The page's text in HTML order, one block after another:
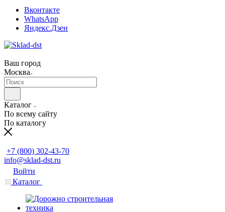
Вконтакте
WhatsApp
Яндекс.Дзен
Ваш город
Москва
Каталог
По всему сайту
По каталогу
+7 (800) 302-43-70
info@sklad-dst.ru
Войти
Каталог